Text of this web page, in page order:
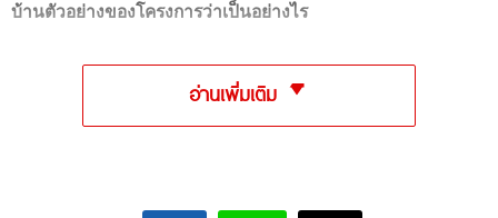
บ้านตัวอย่างของโครงการว่าเป็นอย่างไร
อ่านเพิ่มเติม